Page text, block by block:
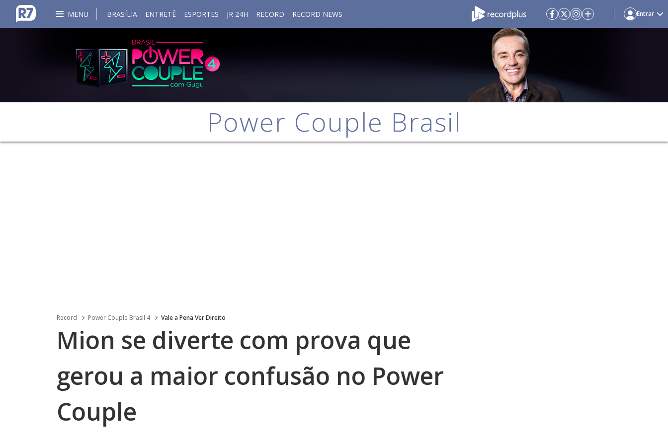
MENU BRASÍLIA ENTRETÊ ESPORTES JR 24H RECORD RECORD NEWS Entrar
Power Couple Brasil
Record Power Couple Brasil 4 Vale a Pena Ver Direito
Mion se diverte com prova que
gerou a maior confusão no Power
Couple